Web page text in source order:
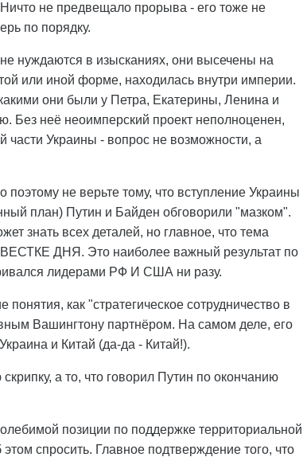
не предвещало прорыва - его тоже не
по порядку.
нуждаются в изысканиях, они высечены на
или иной форме, находилась внутри империи.
они были у Петра, Екатерины, Ленина и
Без неё неоимперский проект неполноценен,
Украины - вопрос не возможности, а
не верьте тому, что вступление Украины
план) Путин и Байден обговорили "мазком".
знать всех деталей, но главное, что тема
ДНЯ. Это наиболее важный результат по
лидерами РФ И США ни разу.
как "стратегическое сотрудничество в
Вашингтону партнёром. На самом деле, его
и Китай (да-да - Китай!).
а то, что говорил Путин по окончанию
позиции по поддержке территориальной
спросить. Главное подтверждение того, что